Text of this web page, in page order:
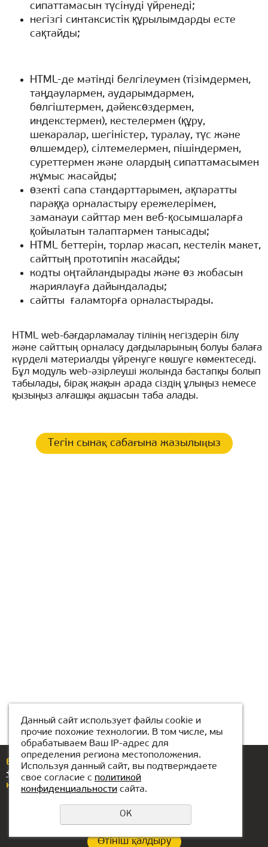
сипаттамасын түсінуді үйренеді;
негізгі синтаксистік құрылымдарды есте
сақтайды;
HTML-де мәтінді белгілеумен (тізімдермен,
таңдаулармен, аударымдармен,
бөлгіштермен, дәйексөздермен,
индекстермен), кестелермен (құру,
шекаралар, шегіністер, туралау, түс және
өлшемдер), сілтемелермен, пішіндермен,
суреттермен және олардың сипаттамасымен
жұмыс жасайды;
өзекті сапа стандарттарымен, ақпаратты
параққа орналастыру ережелерімен,
заманауи сайттар мен веб-қосымшаларға
қойылатын талаптармен танысады;
HTML беттерін, торлар жасап, кестелік макет,
сайттың прототипін жасайды;
кодты оңтайландырады және өз жобасын
жариялауға дайындалады;
сайтты ғаламторға орналастырады.
HTML web-бағдарламалау тілінің негіздерін білу
және сайттың орналасу дағдыларының болуы балаға
күрделі материалды үйренуге көшуге көмектеседі.
Бұл модуль web-әзірлеуші жолында бастапқы болып
табылады, бірақ жақын арада сіздің ұлыңыз немесе
қызыңыз алғашқы ақшасын таба алады.
Тегін сынақ сабағына жазылыңыз
Егер сізде сұрақтар немесе ұсыныстар болса,
+7(708)439-62-00нөміріне қоңырау шалыңыз
немесе бізге жазыңызkaraganda@kiber-one.com
Өтініш қалдыру
Данный сайт использует файлы cookie и
прочие похожие технологии. В том числе, мы
обрабатываем Ваш IP-адрес для
определения региона местоположения.
Используя данный сайт, вы подтверждаете
свое согласие с политикой
конфиденциальности сайта.
OK